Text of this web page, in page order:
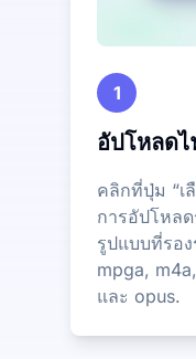
1
อัปโหลด
คลิกที่ปุ่ม “เ
การอัปโหล
รูปแบบที่รอ
mpga,
และ opus.